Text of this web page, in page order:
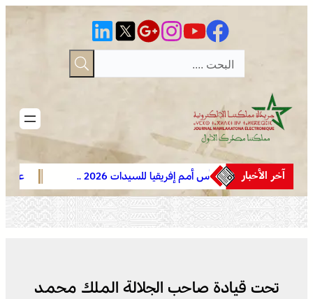
آخر الأخبار
كأس أمم إفريقيا للسيدات 2026 ..
المنتخب المغربي يواصل مشواره المتميز
بالتأهل إلى المربع الذهبي و يحجز تذكرة
العبور إلى مونديال البرازيل 2027
عروة وثقى لا
ومجهض الفتن
تحت قيادة صاحب الجلالة الملك محمد